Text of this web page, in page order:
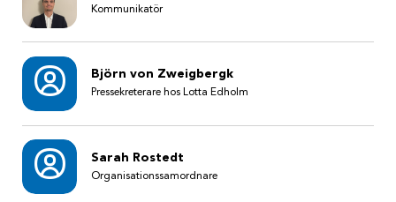
Kommunikatör
Björn von Zweigbergk
Pressekreterare hos Lotta Edholm
Sarah Rostedt
Organisationssamordnare